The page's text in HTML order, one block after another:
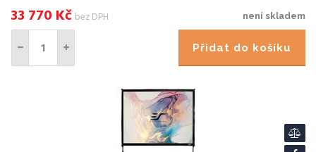
není skladem
33 770 Kč bez DPH
Přidat do košíku